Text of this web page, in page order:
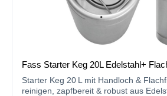
Fass Starter Keg 20L Edelstahl+
Starter Keg 20 L mit Handloch &
reinigen, zapfbereit & robust aus